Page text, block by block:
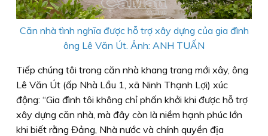
Căn nhà tình nghĩa được hỗ trợ xây dựng của gia đình
ông Lê Văn Út. Ảnh: ANH TUẤN
Tiếp chúng tôi trong căn nhà khang trang mới xây, ông
Lê Văn Út (ấp Nhà Lầu 1, xã Ninh Thạnh Lợi) xúc
động: “Gia đình tôi không chỉ phấn khởi khi được hỗ trợ
xây dựng căn nhà, mà đây còn là niềm hạnh phúc lớn
khi biết rằng Ðảng, Nhà nước và chính quyền địa